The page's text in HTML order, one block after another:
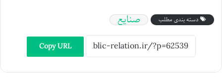
دسته بندی مطلب صنایع
Copy URL